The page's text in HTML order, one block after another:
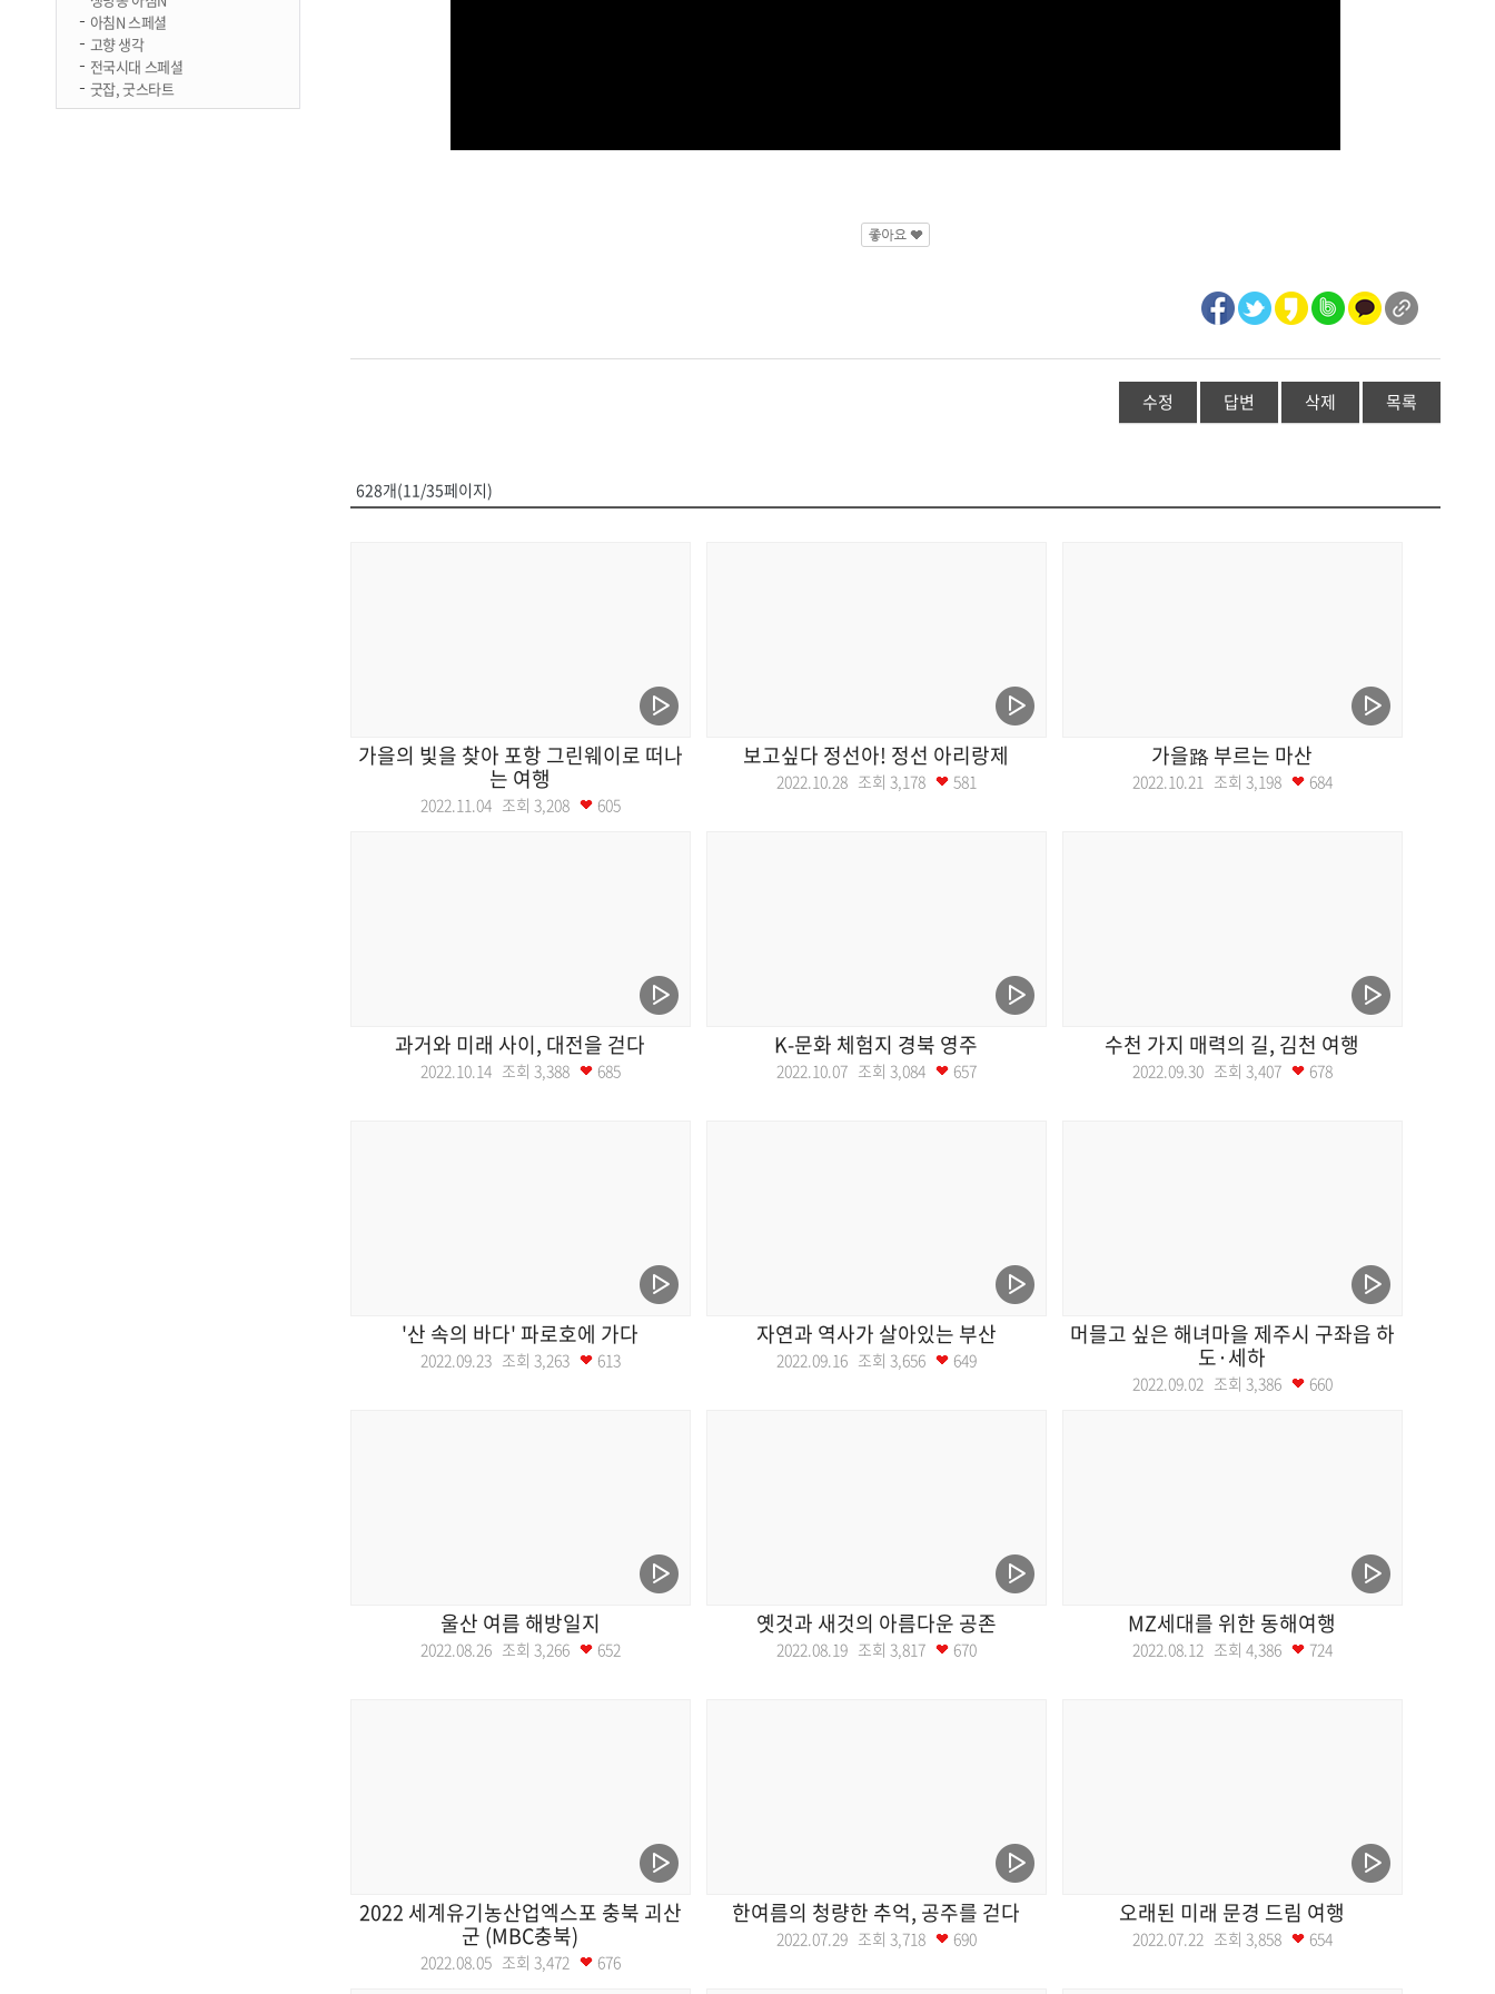
아침N 스페셜
고향 생각
전국시대 스페셜
굿잡, 굿스타트
수정 답변 삭제 목록
628개(11/35페이지)
가을의 빛을 찾아 포항 그린웨이로 떠나
는 여행
2022.11.04 조회 3,208 605
보고싶다 정선아! 정선 아리랑제
2022.10.28 조회 3,178 581
가을路 부르는 마산
2022.10.21 조회 3,198 684
과거와 미래 사이, 대전을 걷다
2022.10.14 조회 3,388 685
K-문화 체험지 경북 영주
2022.10.07 조회 3,084 657
수천 가지 매력의 길, 김천 여행
2022.09.30 조회 3,407 678
'산 속의 바다' 파로호에 가다
2022.09.23 조회 3,263 613
자연과 역사가 살아있는 부산
2022.09.16 조회 3,656 649
머믈고 싶은 해녀마을 제주시 구좌읍 하
도·세하
2022.09.02 조회 3,386 660
울산 여름 해방일지
2022.08.26 조회 3,266 652
옛것과 새것의 아름다운 공존
2022.08.19 조회 3,817 670
MZ세대를 위한 동해여행
2022.08.12 조회 4,386 724
2022 세계유기농산업엑스포 충북 괴산
군 (MBC충북)
2022.08.05 조회 3,472 676
한여름의 청량한 추억, 공주를 걷다
2022.07.29 조회 3,718 690
오래된 미래 문경 드림 여행
2022.07.22 조회 3,858 654